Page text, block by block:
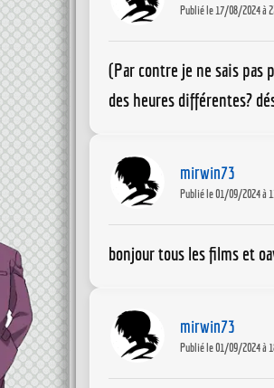
Publié le 17/08/2024 à
(Par contre je ne sais pas
des heures différentes?
mirwin73
Publié le 01/09/2024 à
bonjour tous les films et
mirwin73
Publié le 01/09/2024 à